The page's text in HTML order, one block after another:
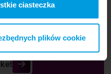
ciasteczka
plików cookie